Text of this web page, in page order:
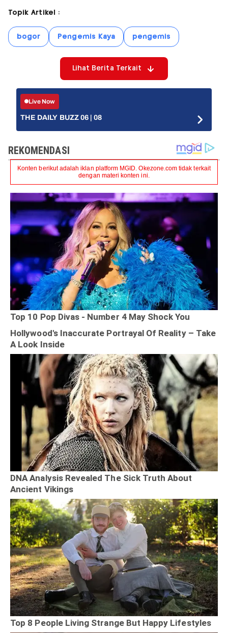
Topik Artikel :
bogor Pengemis Kaya pengemis
Lihat Berita Terkait
Live Now
THE DAILY BUZZ 06 | 08